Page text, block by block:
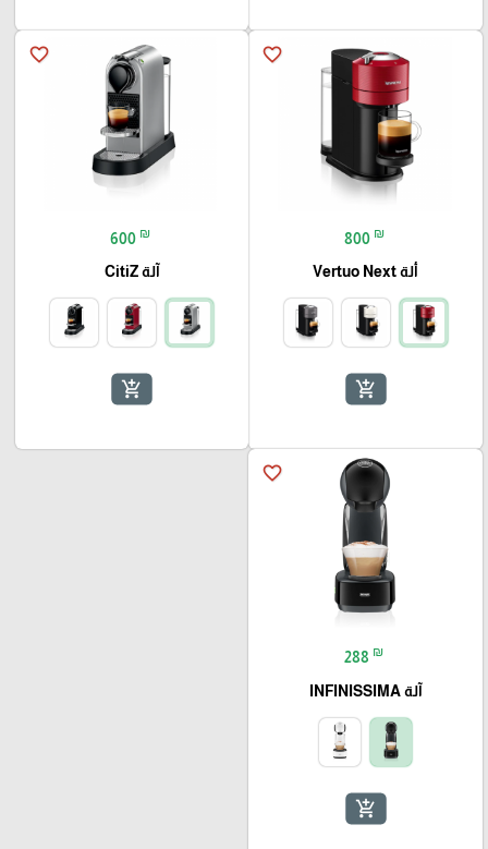
favorite_border
800 ₪
ألة Vertuo Next
add_shopping_cart
favorite_border
600 ₪
آلة CitiZ
add_shopping_cart
favorite_border
288 ₪
آلة INFINISSIMA
add_shopping_cart